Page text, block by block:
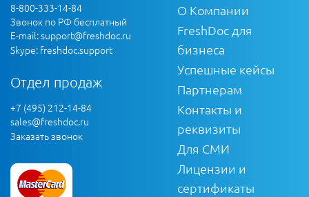
8-800-333-14-84
Звонок по РФ бесплатный
E-mail:support@freshdoc.ru
Skype: freshdoc.support
Отдел продаж
+7 (495) 212-14-84
sales@freshdoc.ru
Заказать звонок
О Компании
FreshDoc для
бизнеса
Успешные кейсы
Партнерам
Контакты и
реквизиты
Для СМИ
Лицензии и
сертификаты